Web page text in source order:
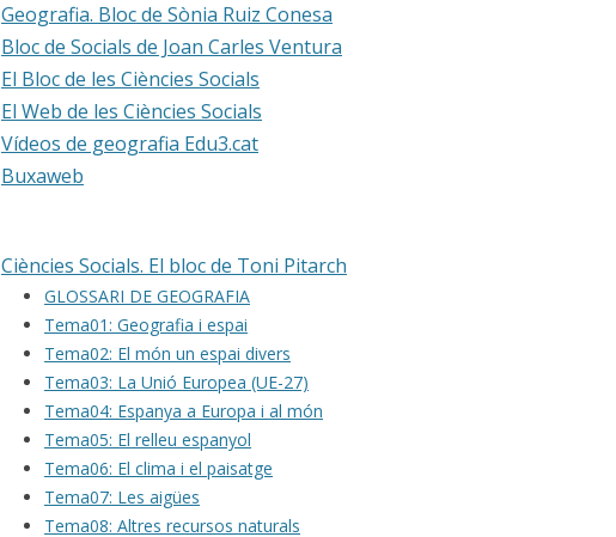
Geografia. Bloc de Sònia Ruiz Conesa
Bloc de Socials de Joan Carles Ventura
El Bloc de les Ciències Socials
El Web de les Ciències Socials
Vídeos de geografia Edu3.cat
Buxaweb
Ciències Socials. El bloc de Toni Pitarch
GLOSSARI DE GEOGRAFIA
Tema01: Geografia i espai
Tema02: El món un espai divers
Tema03: La Unió Europea (UE-27)
Tema04: Espanya a Europa i al món
Tema05: El relleu espanyol
Tema06: El clima i el paisatge
Tema07: Les aigües
Tema08: Altres recursos naturals